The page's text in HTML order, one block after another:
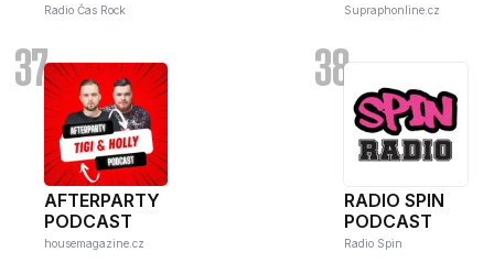
Radio Čas Rock Supraphonline.cz
37
AFTERPARTY
PODCAST
housemagazine.cz
38
RADIO SPIN
PODCAST
Radio Spin